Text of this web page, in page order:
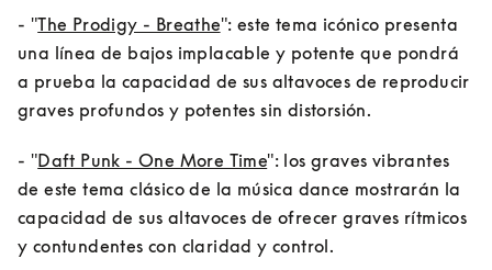
- "The Prodigy - Breathe": este tema icónico presenta
una línea de bajos implacable y potente que pondrá
a prueba la capacidad de sus altavoces de reproducir
- "Daft Punk - One More Time": los graves vibrantes
de este tema clásico de la música dance mostrarán la
capacidad de sus altavoces de ofrecer graves rítmicos
y contundentes con claridad y control.